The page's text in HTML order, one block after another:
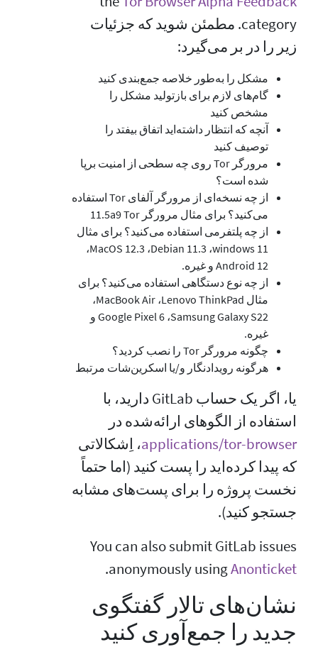
category. مطمئن شوید که جزئیات
زیر را در بر می‌گیرد:
مشکل را به‌طور خلاصه جمع‌بندی کنید
گام‌های لازم برای بازتولید مشکل را
مشخص کنید
آنچه که انتظار داشته‌اید اتفاق بیفتد را
توصیف کنید
مرورگر Tor روی چه سطحی از امنیت برپا
شده است؟
از چه نسخه‌ای از مرورگر آلفای Tor استفاده
می‌کنید؟ برای مثال مرورگر Tor‏ 11.5a9
از چه پلتفرمی استفاده می‌کنید؟ برای مثال
windows 11،‏ Debian 11.3‏، MacOS 12.3،‏
Android 12 و غیره.
از چه نوع دستگاهی استفاده می‌کنید؟ برای
مثال Lenovo ThinkPad،‏ MacBook Air،‏
Samsung Galaxy S22،‏ Google Pixel 6 و
غیره.
چگونه مرورگر Tor را نصب کردید؟
هرگونه رویدادنگار و/یا اسکرین‌شات مرتبط
یا، اگر یک حساب GitLab دارید، با
استفاده از الگوهای ارائه‌شده در
applications/tor-browser، اِشکالاتی
که پیدا کرده‌اید را پست کنید (اما حتماً
نخست پروژه را برای پست‌های مشابه
جستجو کنید).
You can also submit GitLab issues
anonymously usingAnonticket
.
نشان‌های تالار گفتگوی
جدید را جمع‌آوری کنید